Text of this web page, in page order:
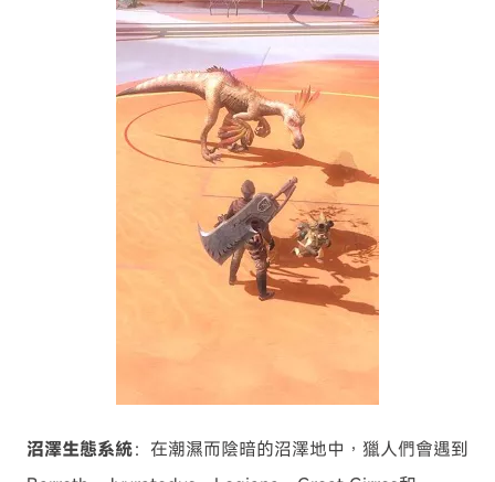
沼澤生態系統：在潮濕而陰暗的沼澤地中，獵人們會遇到